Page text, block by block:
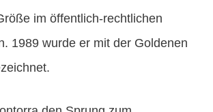
im öffentlich-rechtlichen
1989 wurde er mit der Goldenen